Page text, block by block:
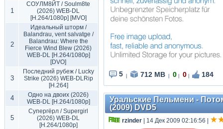
1
СОУЛМ8ЙТ / Soulm8te
(2026) WEB-DL
[H.264/1080p] [MVO]
2
Идеальный шторм /
Balandrau, vent salvatge /
Balandrau: Where the
Fierce Wind Blew (2026)
WEB-DL [H.264/1080p]
[DVO]
3
Последний рубеж / Lucky
Strike (2026) WEB-DLRip
[H.264]
4
Одно на двоих (2026)
WEB-DL [H.264/1080p]
5
Супергёрл / Supergirl
(2026) WEB-DL
[H.264/1080p]
5 712 MB 0 0 184
Уральские Пельмени -
(2009) DVD5
rzinder | 14 Дек 2009 02:16:56